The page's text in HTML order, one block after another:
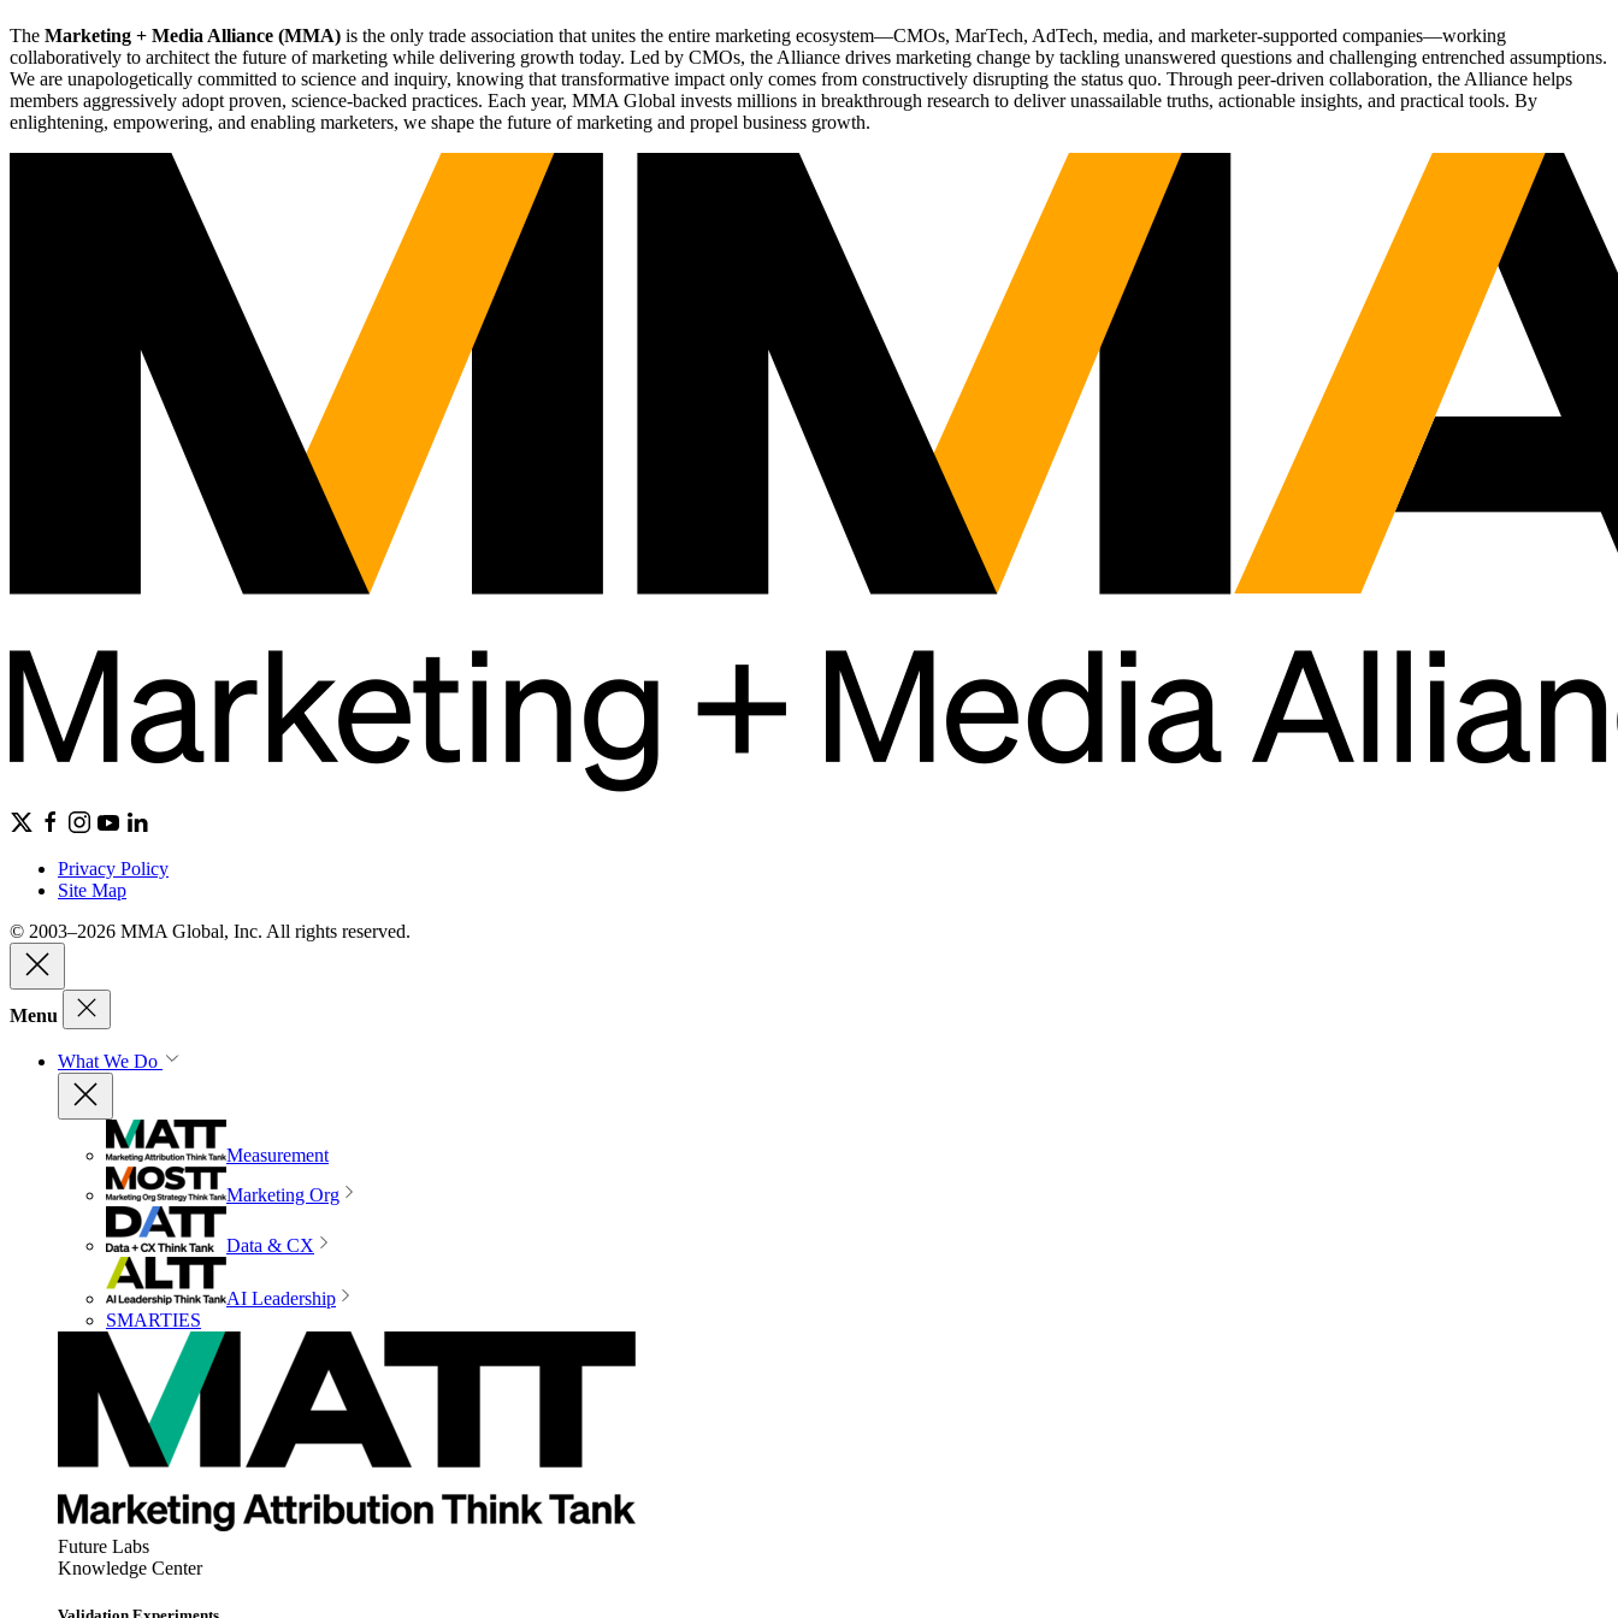
The Marketing + Media Alliance (MMA) is the only trade association that unites the entire marketing ecosystem—CMOs, MarTech, AdTech, media, and marketer-supported companies—working
collaboratively to architect the future of marketing while delivering growth today. Led by CMOs, the Alliance drives marketing change by tackling unanswered questions and challenging entrenched assumptions.
We are unapologetically committed to science and inquiry, knowing that transformative impact only comes from constructively disrupting the status quo. Through peer-driven collaboration, the Alliance helps
members aggressively adopt proven, science-backed practices. Each year, MMA Global invests millions in breakthrough research to deliver unassailable truths, actionable insights, and practical tools. By
enlightening, empowering, and enabling marketers, we shape the future of marketing and propel business growth.
Privacy Policy
Site Map
© 2003–2026 MMA Global, Inc. All rights reserved.
Menu
What We Do
Measurement
Marketing Org
Data & CX
AI Leadership
SMARTIES
Future Labs
Knowledge Center